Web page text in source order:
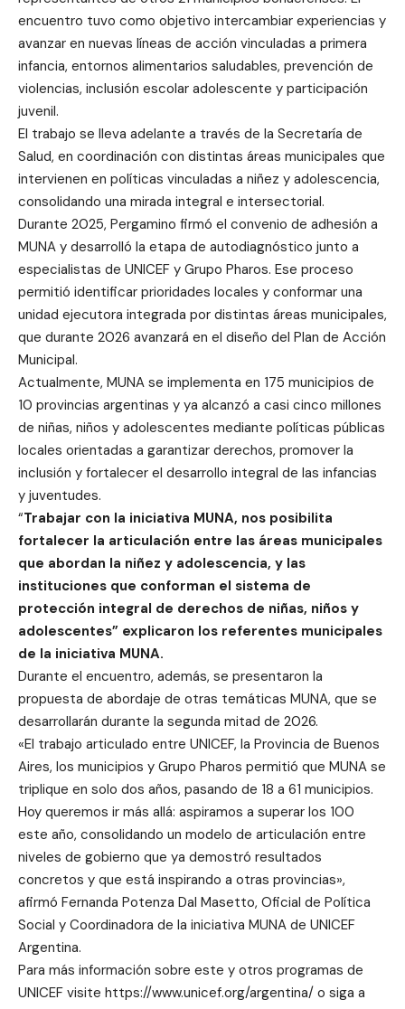
encuentro tuvo como objetivo intercambiar experiencias y
avanzar en nuevas líneas de acción vinculadas a primera
infancia, entornos alimentarios saludables, prevención de
violencias, inclusión escolar adolescente y participación
juvenil.
El trabajo se lleva adelante a través de la Secretaría de
Salud, en coordinación con distintas áreas municipales que
intervienen en políticas vinculadas a niñez y adolescencia,
consolidando una mirada integral e intersectorial.
Durante 2025, Pergamino firmó el convenio de adhesión a
MUNA y desarrolló la etapa de autodiagnóstico junto a
especialistas de UNICEF y Grupo Pharos. Ese proceso
permitió identificar prioridades locales y conformar una
unidad ejecutora integrada por distintas áreas municipales,
que durante 2026 avanzará en el diseño del Plan de Acción
Municipal.
Actualmente, MUNA se implementa en 175 municipios de
10 provincias argentinas y ya alcanzó a casi cinco millones
de niñas, niños y adolescentes mediante políticas públicas
locales orientadas a garantizar derechos, promover la
inclusión y fortalecer el desarrollo integral de las infancias
y juventudes.
“Trabajar con la iniciativa MUNA, nos posibilita
fortalecer la articulación entre las áreas municipales
que abordan la niñez y adolescencia, y las
instituciones que conforman el sistema de
protección integral de derechos de niñas, niños y
adolescentes” explicaron los referentes municipales
de la iniciativa MUNA.
Durante el encuentro, además, se presentaron la
propuesta de abordaje de otras temáticas MUNA, que se
desarrollarán durante la segunda mitad de 2026.
«El trabajo articulado entre UNICEF, la Provincia de Buenos
Aires, los municipios y Grupo Pharos permitió que MUNA se
triplique en solo dos años, pasando de 18 a 61 municipios.
Hoy queremos ir más allá: aspiramos a superar los 100
este año, consolidando un modelo de articulación entre
niveles de gobierno que ya demostró resultados
concretos y que está inspirando a otras provincias»,
afirmó Fernanda Potenza Dal Masetto, Oficial de Política
Social y Coordinadora de la iniciativa MUNA de UNICEF
Argentina.
Para más información sobre este y otros programas de
UNICEF visite https://www.unicef.org/argentina/ o siga a